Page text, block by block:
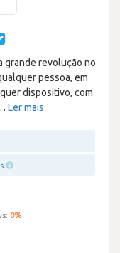
grande revolução no
pessoa, em
dispositivo, com
Ler mais
0%